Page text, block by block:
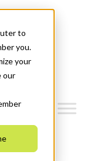
to
you.
your
our